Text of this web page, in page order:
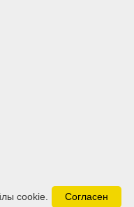
Согласен
cookie.